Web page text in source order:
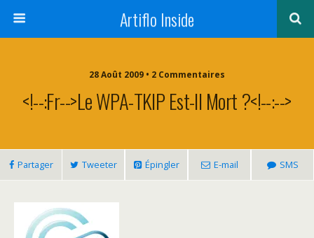
Artiflo Inside
28 Août 2009 • 2 Commentaires
<!--:fr-->Le WPA-TKIP Est-Il Mort ?<!--:-->
Partager Tweeter Épingler E-mail SMS